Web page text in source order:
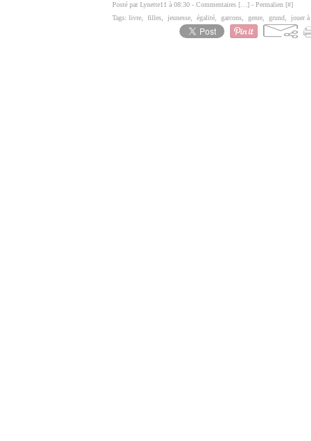
Posté par Lynette11 à 08:30 - Commentaires [ ] - Permalien [#]
Tags: livre filles jeunesse égalité garcons genre grund jouer à